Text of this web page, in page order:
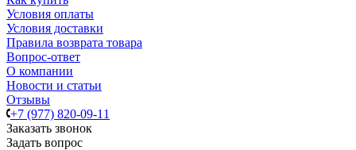
Условия оплаты
Условия доставки
Правила возврата товара
Вопрос-ответ
О компании
Новости и статьи
Отзывы
+7 (977) 820-09-11
Заказать звонок
Задать вопрос